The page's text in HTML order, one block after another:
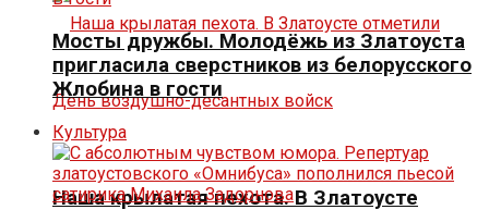
Наша крылатая пехота. В Златоусте
Мосты дружбы. Молодёжь из Златоуста
пригласила сверстников из белорусского
Жлобина в гости
Культура